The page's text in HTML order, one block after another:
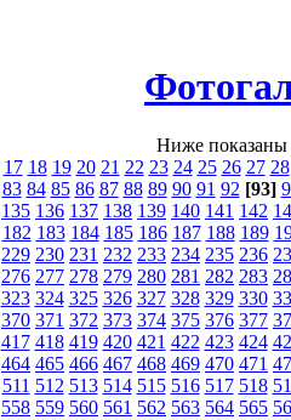
Ниже показаны
17 18 19 20 21 22 23 24 25 26 27 28
83 84 85 86 87 88 89 90 91 92 [93]
135 136 137 138 139 140 141 142
182 183 184 185 186 187 188 189
229 230 231 232 233 234 235 236
276 277 278 279 280 281 282 283
323 324 325 326 327 328 329 330
370 371 372 373 374 375 376 377
417 418 419 420 421 422 423 424
464 465 466 467 468 469 470 471
511 512 513 514 515 516 517 518
558 559 560 561 562 563 564 565